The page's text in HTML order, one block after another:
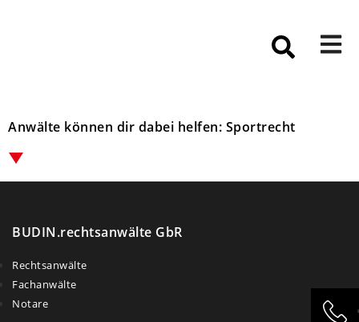
Anwälte können dir dabei helfen: Sportrecht
BUDIN.rechtsanwälte GbR
Rechtsanwälte
Fachanwälte
Notare